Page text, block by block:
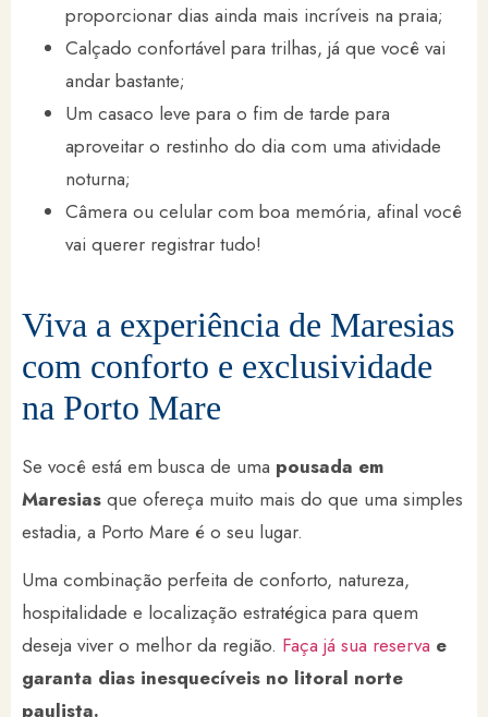
proporcionar dias ainda mais incríveis na praia;
Calçado confortável para trilhas, já que você vai
andar bastante;
Um casaco leve para o fim de tarde para
aproveitar o restinho do dia com uma atividade
noturna;
Câmera ou celular com boa memória, afinal você
vai querer registrar tudo!
Viva a experiência de Maresias
com conforto e exclusividade
na Porto Mare
Se você está em busca de uma pousada em
Maresias que ofereça muito mais do que uma simples
estadia, a Porto Mare é o seu lugar.
Uma combinação perfeita de conforto, natureza,
hospitalidade e localização estratégica para quem
deseja viver o melhor da região. Faça já sua reserva e
garanta dias inesquecíveis no litoral norte
paulista.